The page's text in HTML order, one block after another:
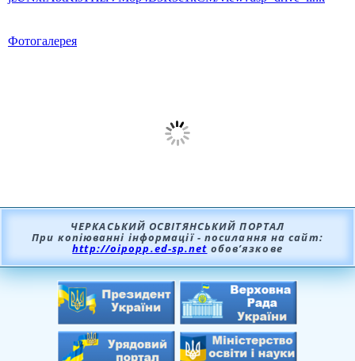
Фотогалерея
ЧЕРКАСЬКИЙ ОСВІТЯНСЬКИЙ ПОРТАЛ
При копіюванні інформації - посилання на сайт:
http://oipopp.ed-sp.net обов’язкове